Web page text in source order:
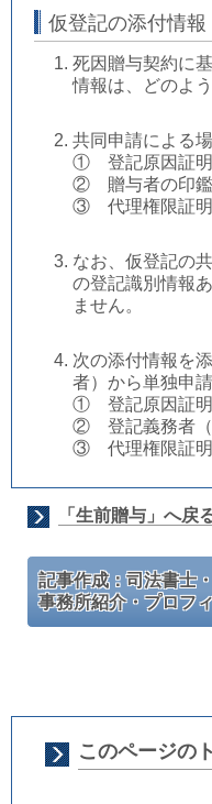
仮登記の添付情報
死因贈与契約に
情報は、どのよ
共同申請による
① 登記原因証明
② 贈与者の印鑑
③ 代理権限証明
なお、仮登記の
の登記識別情報
ません。
次の添付情報を
者）から単独申
① 登記原因証明
② 登記義務者（
③ 代理権限証明
「生前贈与」へ戻
記事作成：司法書士
事務所紹介・プロフ
このページの